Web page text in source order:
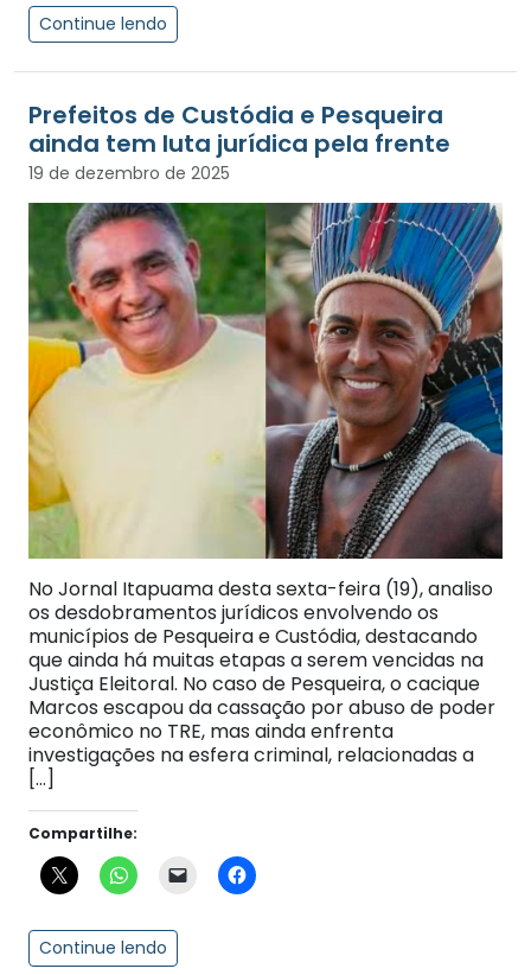
Continue lendo
Prefeitos de Custódia e Pesqueira
ainda tem luta jurídica pela frente
19 de dezembro de 2025
No Jornal Itapuama desta sexta-feira (19), analiso
os desdobramentos jurídicos envolvendo os
municípios de Pesqueira e Custódia, destacando
que ainda há muitas etapas a serem vencidas na
Justiça Eleitoral. No caso de Pesqueira, o cacique
Marcos escapou da cassação por abuso de poder
econômico no TRE, mas ainda enfrenta
investigações na esfera criminal, relacionadas a
[…]
Compartilhe:
Continue lendo